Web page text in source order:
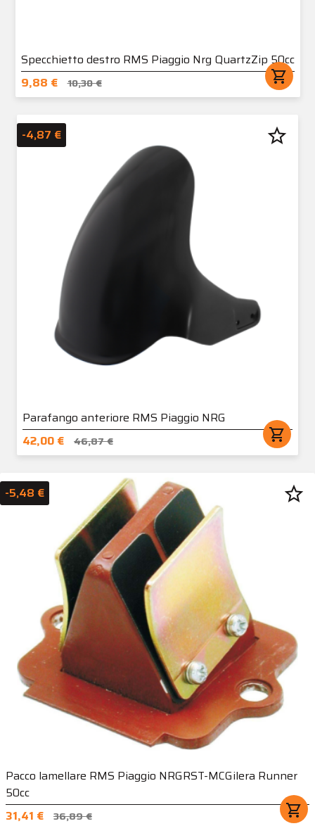
Specchietto destro RMS Piaggio Nrg QuartzZip 50cc
9,88 €
10,30 € shopping_cart
Parafango anteriore RMS Piaggio NRG
42,00 €
46,87 € shopping_cart
-4,87 € star_border
Pacco lamellare RMS Piaggio NRGRST-MCGilera Runner
50cc
31,41 €
36,89 € shopping_cart
-5,48 € star_border